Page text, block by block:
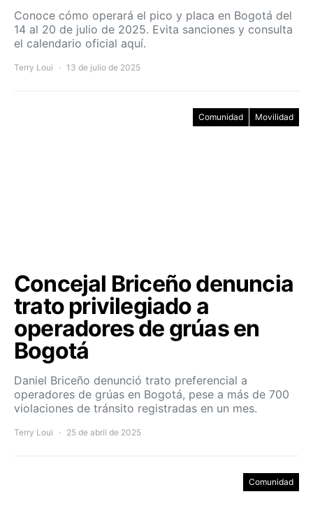
Conoce cómo operará el pico y placa en Bogotá del
14 al 20 de julio de 2025. Evita sanciones y consulta
el calendario oficial aquí.
Terry Loui 13 de julio de 2025
Comunidad Movilidad
Concejal Briceño denuncia
trato privilegiado a
operadores de grúas en
Bogotá
Daniel Briceño denunció trato preferencial a
operadores de grúas en Bogotá, pese a más de 700
violaciones de tránsito registradas en un mes.
Terry Loui 25 de abril de 2025
Comunidad